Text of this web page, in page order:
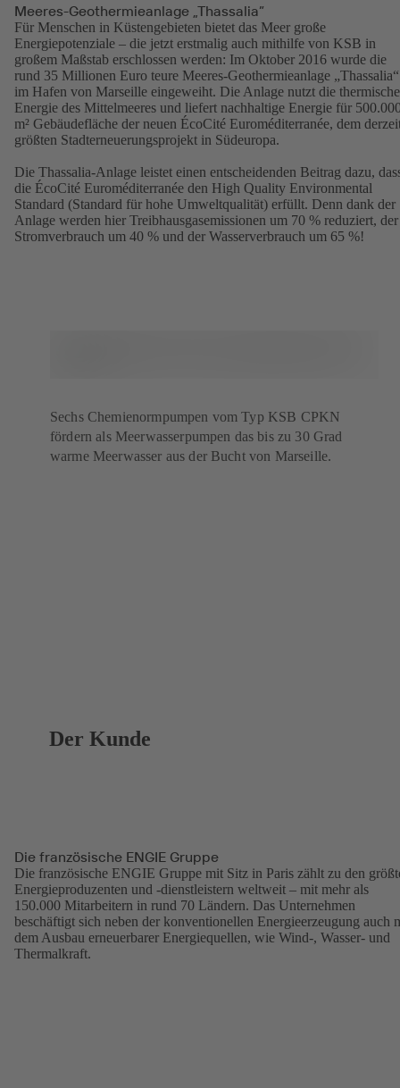
Meeres-Geothermieanlage „Thassalia”
Für Menschen in Küstengebieten bietet das Meer große
Energiepotenziale – die jetzt erstmalig auch mithilfe von KSB in
großem Maßstab erschlossen werden: Im Oktober 2016 wurde die
rund 35 Millionen Euro teure Meeres-Geothermieanlage „Thassalia“
im Hafen von Marseille eingeweiht. Die Anlage nutzt die thermische
Energie des Mittelmeeres und liefert nachhaltige Energie für
m² Gebäudefläche der neuen ÉcoCité Euroméditerranée, dem
größten Stadterneuerungsprojekt in Südeuropa.
Die Thassalia-Anlage leistet einen entscheidenden Beitrag dazu,
die ÉcoCité Euroméditerranée den High Quality Environmental
Standard (Standard für hohe Umweltqualität) erfüllt. Denn dank der
Anlage werden hier Treibhausgasemissionen um 70 % reduziert, der
Stromverbrauch um 40 % und der Wasserverbrauch um 65 %!
Sechs Chemienormpumpen vom Typ KSB CPKN
fördern als Meerwasserpumpen das bis zu 30 Grad
warme Meerwasser aus der Bucht von Marseille.
Der Kunde
Die französische ENGIE Gruppe
Die französische ENGIE Gruppe mit Sitz in Paris zählt zu den
Energieproduzenten und -dienstleistern weltweit – mit mehr als
150.000 Mitarbeitern in rund 70 Ländern. Das Unternehmen
beschäftigt sich neben der konventionellen Energieerzeugung auch
dem Ausbau erneuerbarer Energiequellen, wie Wind-, Wasser- und
Thermalkraft.